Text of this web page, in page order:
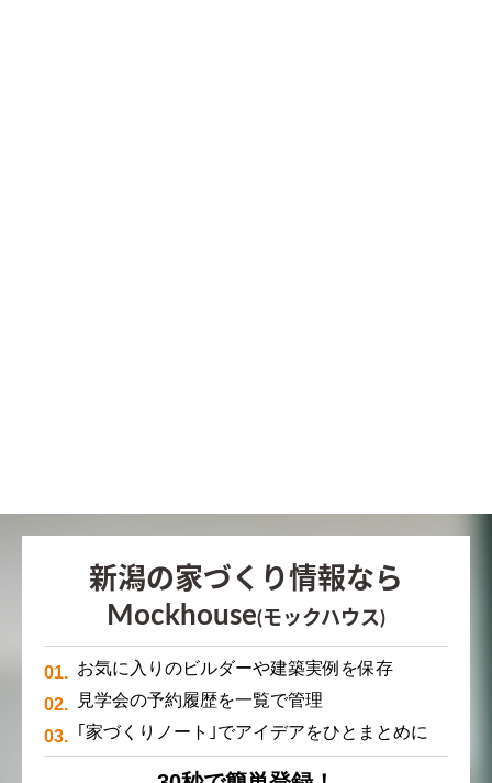
新潟の家づくり情報なら
Mockhouse(モックハウス)
お気に入りのビルダーや建築実例を保存
見学会の予約履歴を一覧で管理
｢家づくりノート｣でアイデアをひとまとめに